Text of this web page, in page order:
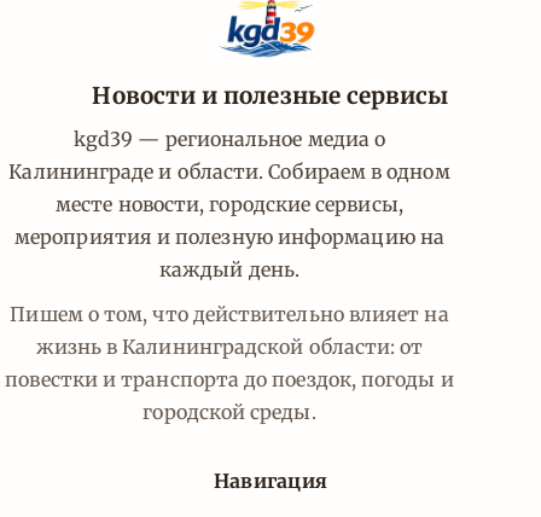
Новости и полезные сервисы
kgd39 — региональное медиа о
Калининграде и области. Собираем в одном
месте новости, городские сервисы,
мероприятия и полезную информацию на
каждый день.
Пишем о том, что действительно влияет на
жизнь в Калининградской области: от
повестки и транспорта до поездок, погоды и
городской среды.
Навигация